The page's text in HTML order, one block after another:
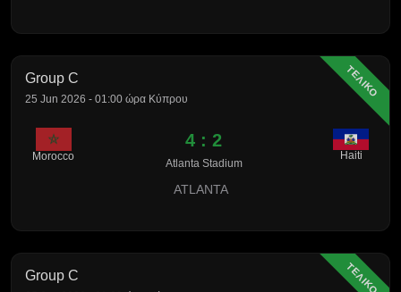
ΤΕΛΙΚΟ
Group C
25 Jun 2026 - 01:00 ώρα Κύπρου
Morocco
4 : 2
Atlanta Stadium
Haiti
ATLANTA
ΤΕΛΙΚΟ
Group C